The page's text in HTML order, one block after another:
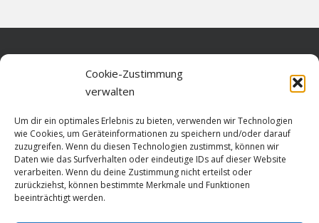
Cookie-Zustimmung
verwalten
Um dir ein optimales Erlebnis zu bieten, verwenden wir Technologien
wie Cookies, um Geräteinformationen zu speichern und/oder darauf
zuzugreifen. Wenn du diesen Technologien zustimmst, können wir
Daten wie das Surfverhalten oder eindeutige IDs auf dieser Website
verarbeiten. Wenn du deine Zustimmung nicht erteilst oder
zurückziehst, können bestimmte Merkmale und Funktionen
beeinträchtigt werden.
Datenschutz
Cookie-Richtlinie (EU)
Impressum